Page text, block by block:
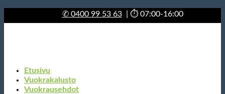
to
✆ 0400 99 53 63| ⏱ 07:00-16:00
Etusivu
Vuokrakalusto
Vuokrausehdot